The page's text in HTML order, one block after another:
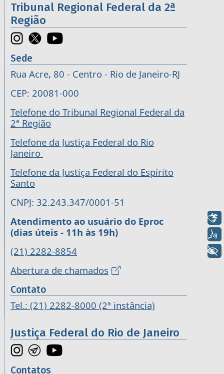
Tribunal Regional Federal da 2ª
Região
Sede
Rua Acre, 80 - Centro - Rio de Janeiro-RJ
CEP: 20081-000
Telefone do Tribunal Regional Federal da
2ª Região
Telefone da Justiça Federal do Rio
Janeiro
Telefone da Justiça Federal do Espírito
Santo
CNPJ: 32.243.347/0001-51
Atendimento ao usuário do Eproc
(dias úteis - 11h às 19h)
(21) 2282-8854
Abertura de chamados
Contato
Tel.: (21) 2282-8000 (2ª instância)
Justiça Federal do Rio de Janeiro
Contatos